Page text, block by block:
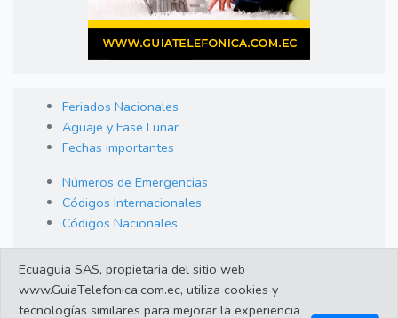
Feriados Nacionales
Aguaje y Fase Lunar
Fechas importantes
Números de Emergencias
Códigos Internacionales
Códigos Nacionales
Cambio de Divisas
Enlaces de interes
Ecuaguia SAS, propietaria del sitio web
www.GuiaTelefonica.com.ec, utiliza cookies y
tecnologías similares para mejorar la experiencia